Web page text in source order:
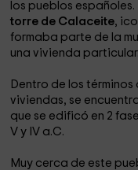
los pueblos
torre de Calaceite,
formaba parte de la
una vivienda particular.
Dentro de los
viviendas, se
que se edificó en 2
V y IV a.C.
Muy cerca de este